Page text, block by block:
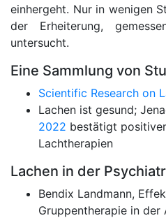
einhergeht. Nur in wenigen
der Erheiterung,
untersucht.
Eine Sammlung von
Scientific Research on
Lachen ist gesund;
2022 bestätigt
Lachtherapien
Lachen in der
Bendix Landmann,
Gruppentherapie in der